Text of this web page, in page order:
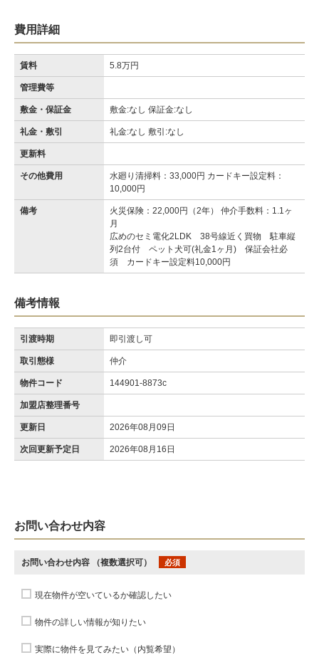
費用詳細
賃料 5.8万円
管理費等
敷金・保証金 敷金:なし 保証金:なし
礼金・敷引 礼金:なし 敷引:なし
更新料
その他費用
水廻り清掃料：33,000円 カードキー設定料：
10,000円
備考
火災保険：22,000円（2年） 仲介手数料：1.1ヶ
月
広めのセミ電化2LDK 38号線近く買物 駐車縦
列2台付 ペット犬可(礼金1ヶ月) 保証会社必
須 カードキー設定料10,000円
備考情報
引渡時期 即引渡し可
取引態様 仲介
物件コード 144901-8873c
加盟店整理番号
更新日 2026年08月09日
次回更新予定日 2026年08月16日
お問い合わせ内容
お問い合わせ内容 （複数選択可） 必須
現在物件が空いているか確認したい
物件の詳しい情報が知りたい
実際に物件を見てみたい（内覧希望）